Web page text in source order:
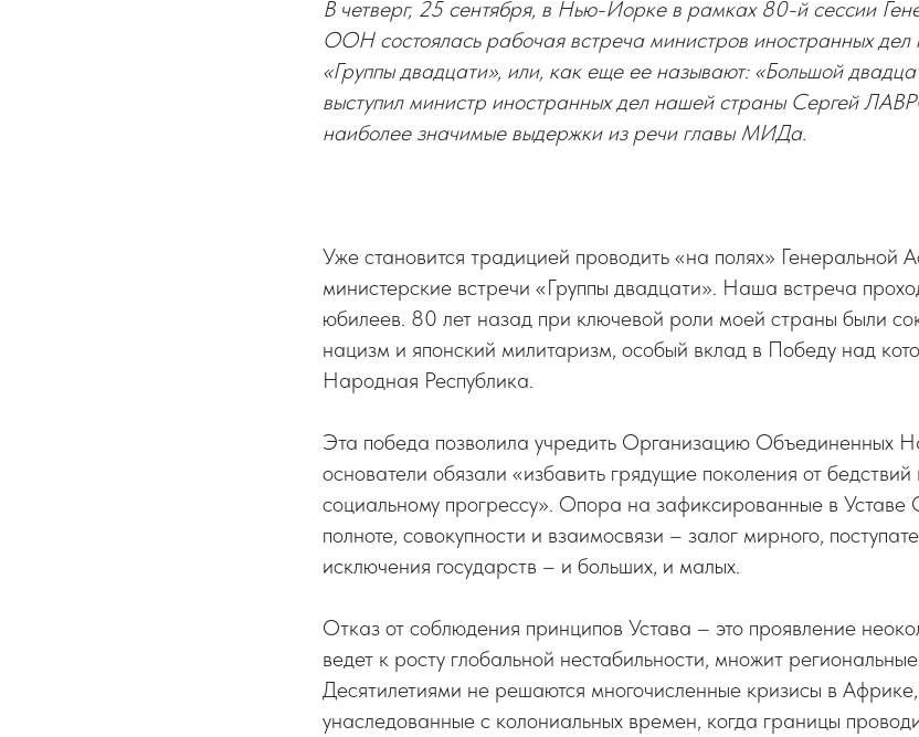
В четверг, 25 сентября, в Нью-Йорке в рамках 80-й сессии
ООН состоялась рабочая встреча министров иностранных дел
«Группы двадцати», или, как еще ее называют: «Большой
выступил министр иностранных дел нашей страны Сергей
наиболее значимые выдержки из речи главы МИДа.
Уже становится традицией проводить «на полях»
министерские встречи «Группы двадцати». Наша встреча
юбилеев. 80 лет назад при ключевой роли моей страны были
нацизм и японский милитаризм, особый вклад в Победу над
Народная Республика.
Эта победа позволила учредить Организацию Объединенных
основатели обязали «избавить грядущие поколения от
социальному прогрессу». Опора на зафиксированные в
полноте, совокупности и взаимосвязи – залог мирного,
исключения государств – и больших, и малых.
Отказ от соблюдения принципов Устава – это проявление
ведет к росту глобальной нестабильности, множит
Десятилетиями не решаются многочисленные кризисы в
унаследованные с колониальных времен, когда границы